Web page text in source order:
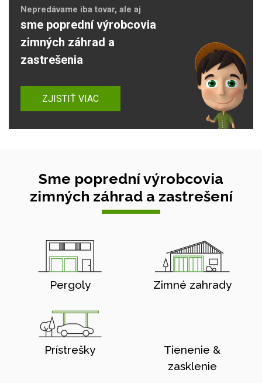
Nepredávame iba tovar, ale aj
sme poprední výrobcovia
zimných záhrad a
zastrešenia
ZJISTIŤ VIAC
Sme poprední výrobcovia
zimných záhrad a zastrešení
Pergoly Zimné zahrady
Prístrešky
Tienenie &
zasklenie